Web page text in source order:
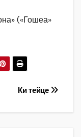
(«Гошеа»
Ки тейце